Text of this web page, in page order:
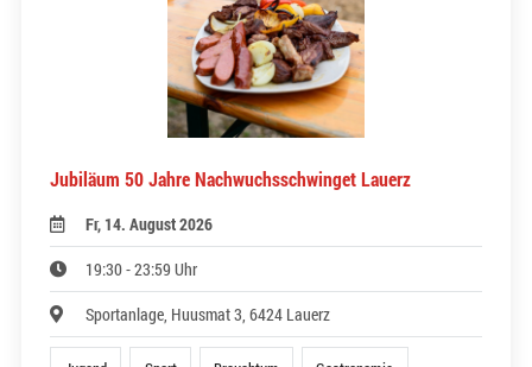
Jubiläum 50 Jahre Nachwuchsschwinget Lauerz
Fr, 14. August 2026
19:30 - 23:59 Uhr
Sportanlage, Huusmat 3, 6424 Lauerz